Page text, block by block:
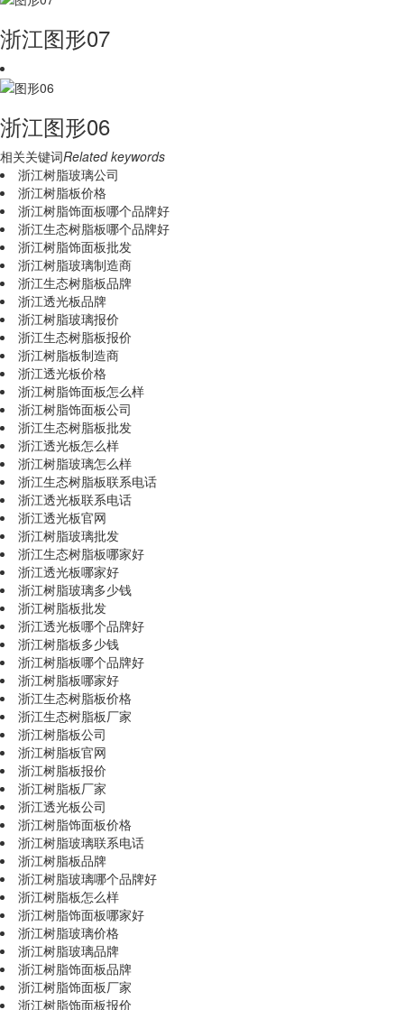
浙江图形07
浙江图形06
相关关键词Related keywords
浙江树脂玻璃公司
浙江树脂板价格
浙江树脂饰面板哪个品牌好
浙江生态树脂板哪个品牌好
浙江树脂饰面板批发
浙江树脂玻璃制造商
浙江生态树脂板品牌
浙江透光板品牌
浙江树脂玻璃报价
浙江生态树脂板报价
浙江树脂板制造商
浙江透光板价格
浙江树脂饰面板怎么样
浙江树脂饰面板公司
浙江生态树脂板批发
浙江透光板怎么样
浙江树脂玻璃怎么样
浙江生态树脂板联系电话
浙江透光板联系电话
浙江透光板官网
浙江树脂玻璃批发
浙江生态树脂板哪家好
浙江透光板哪家好
浙江树脂玻璃多少钱
浙江树脂板批发
浙江透光板哪个品牌好
浙江树脂板多少钱
浙江树脂板哪个品牌好
浙江树脂板哪家好
浙江生态树脂板价格
浙江生态树脂板厂家
浙江树脂板公司
浙江树脂板官网
浙江树脂板报价
浙江树脂板厂家
浙江透光板公司
浙江树脂饰面板价格
浙江树脂玻璃联系电话
浙江树脂板品牌
浙江树脂玻璃哪个品牌好
浙江树脂板怎么样
浙江树脂饰面板哪家好
浙江树脂玻璃价格
浙江树脂玻璃品牌
浙江树脂饰面板品牌
浙江树脂饰面板厂家
浙江树脂饰面板报价